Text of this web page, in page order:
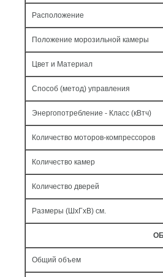
Расположение
Положение морозильной камеры
Цвет и Материал
Способ (метод) управления
Энергопотребление - Класс (кВтч)
Количество моторов-компрессоров
Количество камер
Количество дверей
Размеры (ШxГxВ) см.
Общий объем